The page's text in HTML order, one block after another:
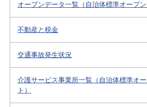
オープンデータ一覧（自治体標準オープン
不動産と税金
交通事故発生状況
介護サービス事業所一覧（自治体標準オ
ト）